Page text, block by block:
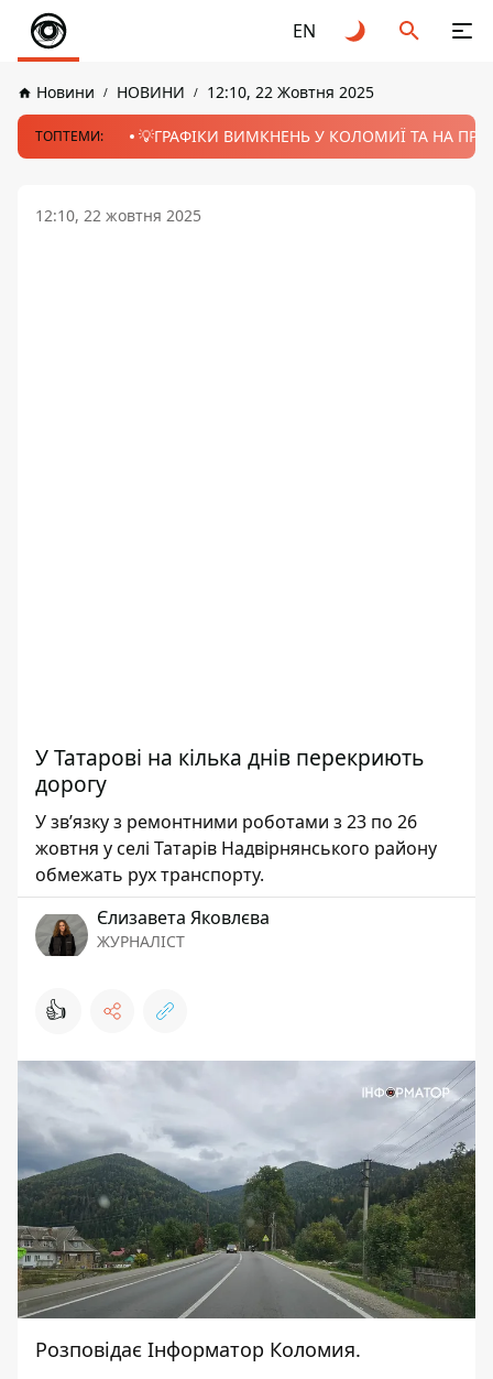
EN
Новини НОВИНИ 12:10, 22 Жовтня 2025
ТОПТЕМИ: 💡ГРАФІКИ ВИМКНЕНЬ У КОЛОМИЇ ТА НА
12:10, 22 жовтня 2025
У Татарові на кілька днів перекриють
дорогу
У звʼязку з ремонтними роботами з 23 по 26
жовтня у селі Татарів Надвірнянського району
обмежать рух транспорту.
Єлизавета Яковлєва
ЖУРНАЛІСТ
👍
Розповідає Інформатор Коломия.